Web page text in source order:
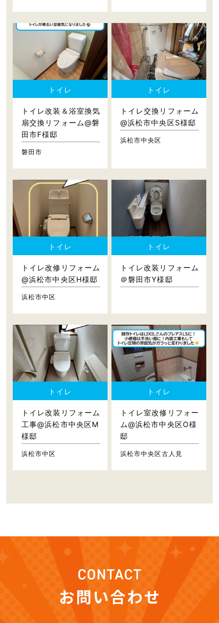
トイレ
トイレ改装＆浴室換気
扇交換リフォーム@磐
田市F様邸
磐田市
トイレ
トイレ交換リフォーム
@浜松市中央区S様邸
浜松市中央区
トイレ
トイレ改修リフォーム
@浜松市中央区H様邸
浜松市中区
トイレ
トイレ改装リフォーム
＠磐田市Y様邸
トイレ
トイレ改装リフォーム
工事@浜松市中央区M
様邸
浜松市中区
トイレ
トイレ室改修リフォー
ム@浜松市中央区O様
邸
浜松市中央区古人見